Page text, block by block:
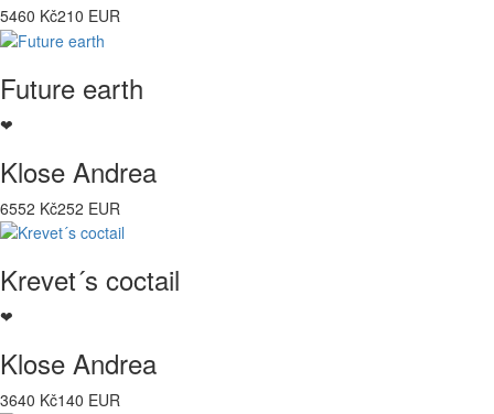
5460 Kč210 EUR
Future earth
❤
Klose Andrea
6552 Kč252 EUR
Krevet´s coctail
❤
Klose Andrea
3640 Kč140 EUR